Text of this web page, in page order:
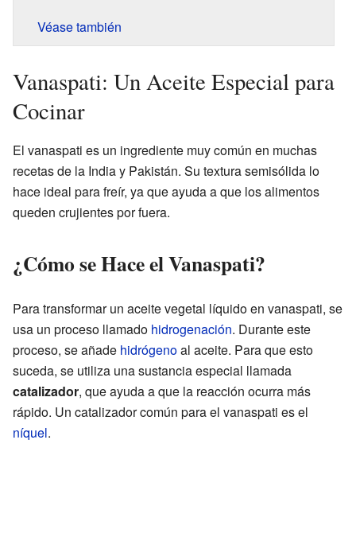
Véase también
Vanaspati: Un Aceite Especial para
Cocinar
El vanaspati es un ingrediente muy común en muchas
recetas de la India y Pakistán. Su textura semisólida lo
hace ideal para freír, ya que ayuda a que los alimentos
queden crujientes por fuera.
¿Cómo se Hace el Vanaspati?
Para transformar un aceite vegetal líquido en vanaspati, se
usa un proceso llamado hidrogenación. Durante este
proceso, se añade hidrógenoal aceite. Para que esto
suceda, se utiliza una sustancia especial llamada
catalizador, que ayuda a que la reacción ocurra más
rápido. Un catalizador común para el vanaspati es el
níquel.